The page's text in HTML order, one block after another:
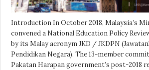
Introduction In October 2018, Malaysia’s
convened a National Education Policy
by its Malay acronym JKD / JKDPN
Pendidikan Negara). The 13-member
Pakatan Harapan government’s post-2018